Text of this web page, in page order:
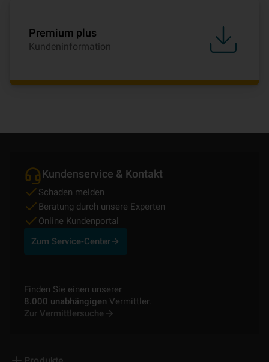
Premium plus
Kundeninformation
Kundenservice & Kontakt
Schaden melden
Beratung durch unsere Experten
Online Kundenportal
Zum Service-Center
Finden Sie einen unserer
8.000 unabhängigen Vermittler.
Zur Vermittlersuche